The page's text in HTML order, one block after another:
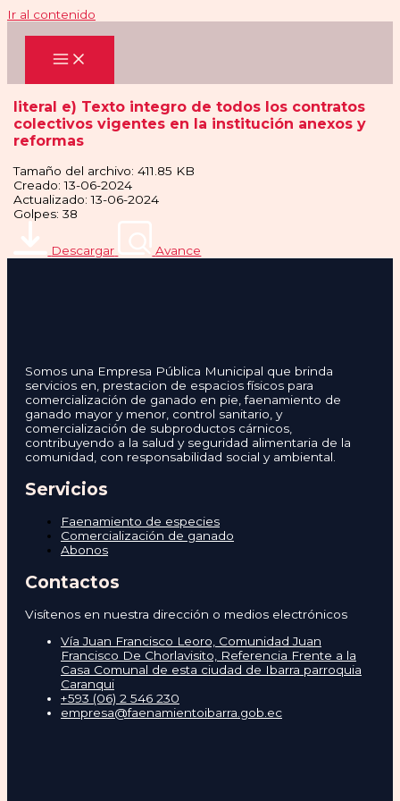
Ir al contenido
literal e) Texto integro de todos los contratos
colectivos vigentes en la institución anexos y
reformas
Tamaño del archivo: 411.85 KB
Creado: 13-06-2024
Actualizado: 13-06-2024
Golpes: 38
Descargar Avance
Somos una Empresa Pública Municipal que brinda
servicios en, prestacion de espacios físicos para
comercialización de ganado en pie, faenamiento de
ganado mayor y menor, control sanitario, y
comercialización de subproductos cárnicos,
contribuyendo a la salud y seguridad alimentaria de la
comunidad, con responsabilidad social y ambiental.
Servicios
Faenamiento de especies
Comercialización de ganado
Abonos
Contactos
Visítenos en nuestra dirección o medios electrónicos
Vía Juan Francisco Leoro, Comunidad Juan
Francisco De Chorlavisito, Referencia Frente a la
Casa Comunal de esta ciudad de Ibarra parroquia
Caranqui
+593 (06) 2 546 230
empresa@faenamientoibarra.gob.ec